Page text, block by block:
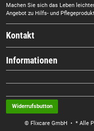
Machen Sie sich das Leben
Angebot zu Hilfs- und
Kontakt
Informationen
Widerrufsbutton
© Flixcare GmbH • * Alle